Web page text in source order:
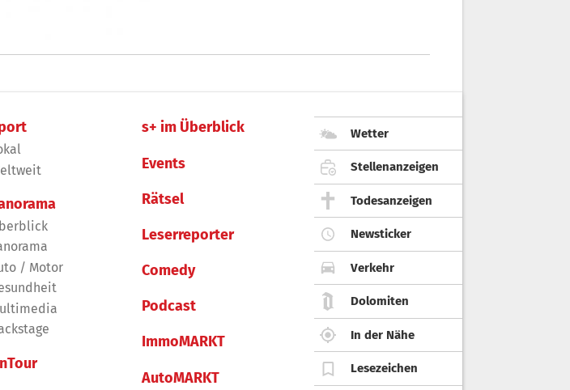
/ Motor
s+ im Überblick
Events
Rätsel
Leserreporter
Comedy
Podcast
ImmoMARKT
AutoMARKT
Wetter
Stellenanzeigen
Todesanzeigen
Newsticker
Verkehr
Dolomiten
In der Nähe
Lesezeichen